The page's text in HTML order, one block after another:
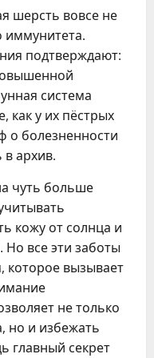
шерсть вовсе не
иммунитета.
подтверждают:
система
как у их пёстрых
о болезненности
в архив.
чуть больше
кожу от солнца и
Но все эти заботы
которое вызывает
не только
но и избежать
главный секрет